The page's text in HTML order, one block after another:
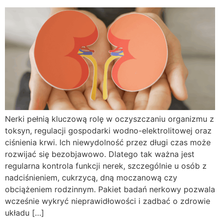
Nerki pełnią kluczową rolę w oczyszczaniu organizmu z
toksyn, regulacji gospodarki wodno-elektrolitowej oraz
ciśnienia krwi. Ich niewydolność przez długi czas może
rozwijać się bezobjawowo. Dlatego tak ważna jest
regularna kontrola funkcji nerek, szczególnie u osób z
nadciśnieniem, cukrzycą, dną moczanową czy
obciążeniem rodzinnym. Pakiet badań nerkowy pozwala
wcześnie wykryć nieprawidłowości i zadbać o zdrowie
układu […]